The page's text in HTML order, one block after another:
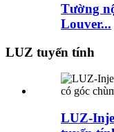
Tường
Louver...
LUZ tuyến tính
LUZ-